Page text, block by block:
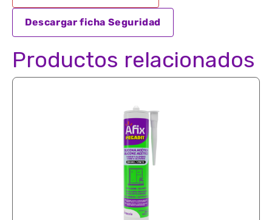
Descargar ficha Seguridad
Productos relacionados